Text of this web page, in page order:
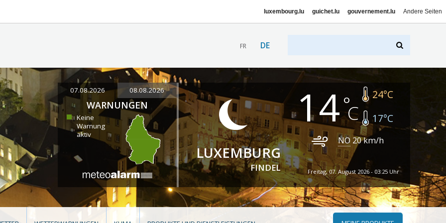
luxembourg.lu guichet.lu gouvernement.lu Andere Seiten
FR DE
07.08.2026 08.08.2026
WARNUNGEN
Keine
Warnung
aktiv
LUXEMBURG
FINDEL
14 24°C
17°C
NO 20km/h
Freitag, 07. August 2026 - 03:25 Uhr